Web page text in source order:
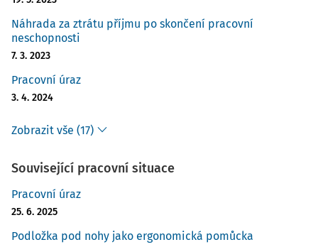
Náhrada za ztrátu příjmu po skončení pracovní
neschopnosti
7. 3. 2023
Pracovní úraz
3. 4. 2024
Zobrazit vše (17)
Související pracovní situace
Pracovní úraz
25. 6. 2025
Podložka pod nohy jako ergonomická pomůcka